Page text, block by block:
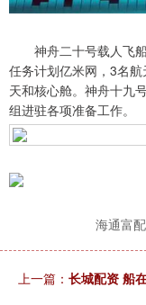
神舟二十号载人飞船
任务计划亿米网，3名
天和核心舱。神舟十九
组进驻各项准备工作。
海通富
上一篇： 长城配资 船